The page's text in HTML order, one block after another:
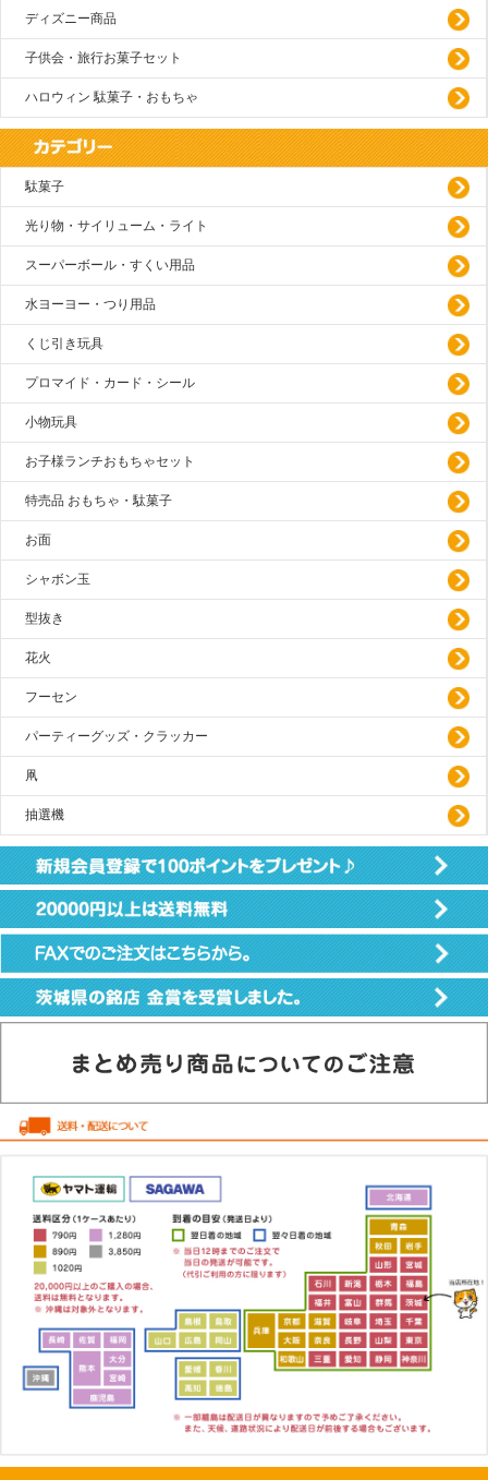
ディズニー商品
子供会・旅行お菓子セット
ハロウィン 駄菓子・おもちゃ
駄菓子
光り物・サイリューム・ライト
スーパーボール・すくい用品
水ヨーヨー・つり用品
くじ引き玩具
プロマイド・カード・シール
小物玩具
お子様ランチおもちゃセット
特売品 おもちゃ・駄菓子
お面
シャボン玉
型抜き
花火
フーセン
パーティーグッズ・クラッカー
凧
抽選機